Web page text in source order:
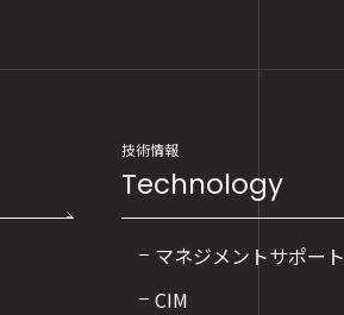
技術情報
Technology
マネジメントサポート
CIM